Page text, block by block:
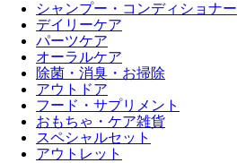
シャンプー・コンディショナー
デイリーケア
パーツケア
オーラルケア
除菌・消臭・お掃除
アウトドア
フード・サプリメント
おもちゃ・ケア雑貨
スペシャルセット
アウトレット